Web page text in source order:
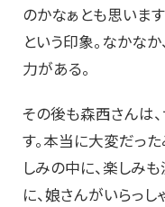
のかなぁとも思いま
という印象。なかな
力がある。
その後も森西さんは
す。本当に大変だった
しみの中に、楽しみ
に、娘さんがいらっ